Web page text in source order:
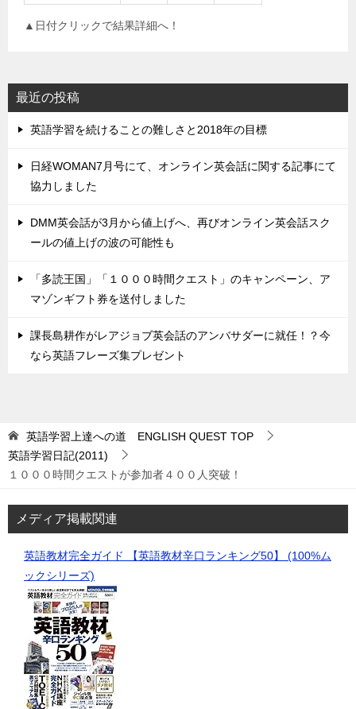
▲日付クリックで結果詳細へ！
最近の投稿
英語学習を続けることの難しさと2018年の目標
日経WOMAN7月号にて、オンライン英会話に関する記事にて
協力しました
DMM英会話が3月から値上げへ、再びオンライン英会話スク
ールの値上げの波の可能性も
「多読王国」「１０００時間クエスト」のキャンペーン、ア
マゾンギフト券を送付しました
課長島耕作がレアジョブ英会話のアンバサダーに就任！？今
なら英語フレーズ集プレゼント
英語学習上達への道 ENGLISH QUEST TOP
英語学習日記(2011)
１０００時間クエストが参加者４００人突破！
メディア掲載関連
英語教材完全ガイド 【英語教材辛口ランキング50】 (100%ム
ックシリーズ)